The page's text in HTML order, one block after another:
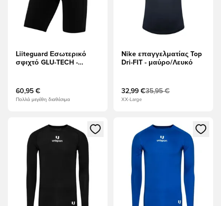
Liiteguard Εσωτερικό
σφιχτό GLU-TECH -
60,95 €
Πολλά μεγέθη διαθέσιμα
Nike επαγγελματίας Top
Dri-FIT - μαύρο/Λευκό
32,99 €35,95 €
XX-Large
Ανοίγει ένα Modal για να συνδεθείτε ή να εγγραφείτε ως
Ανοίγει ένα Modal για να